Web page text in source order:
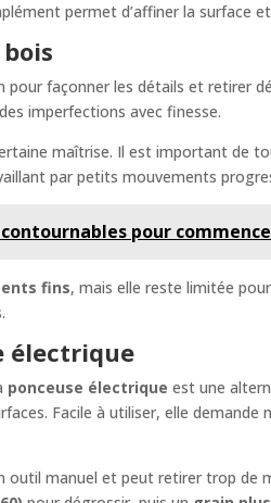
permet d’affiner la surface
façonner les détails et retirer
imperfections avec finesse.
maîtrise. Il est important de
par petits mouvements
pour
fins, mais elle reste limitée
électrique
ponceuse électrique est une
Facile à utiliser, elle
outil manuel et peut retirer trop de